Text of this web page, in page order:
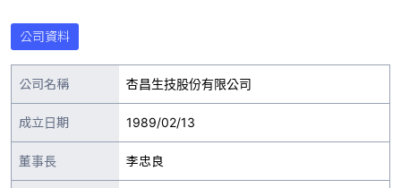
公司資料
公司名稱 杏昌生技股份有限公司
成立日期 1989/02/13
董事長 李忠良